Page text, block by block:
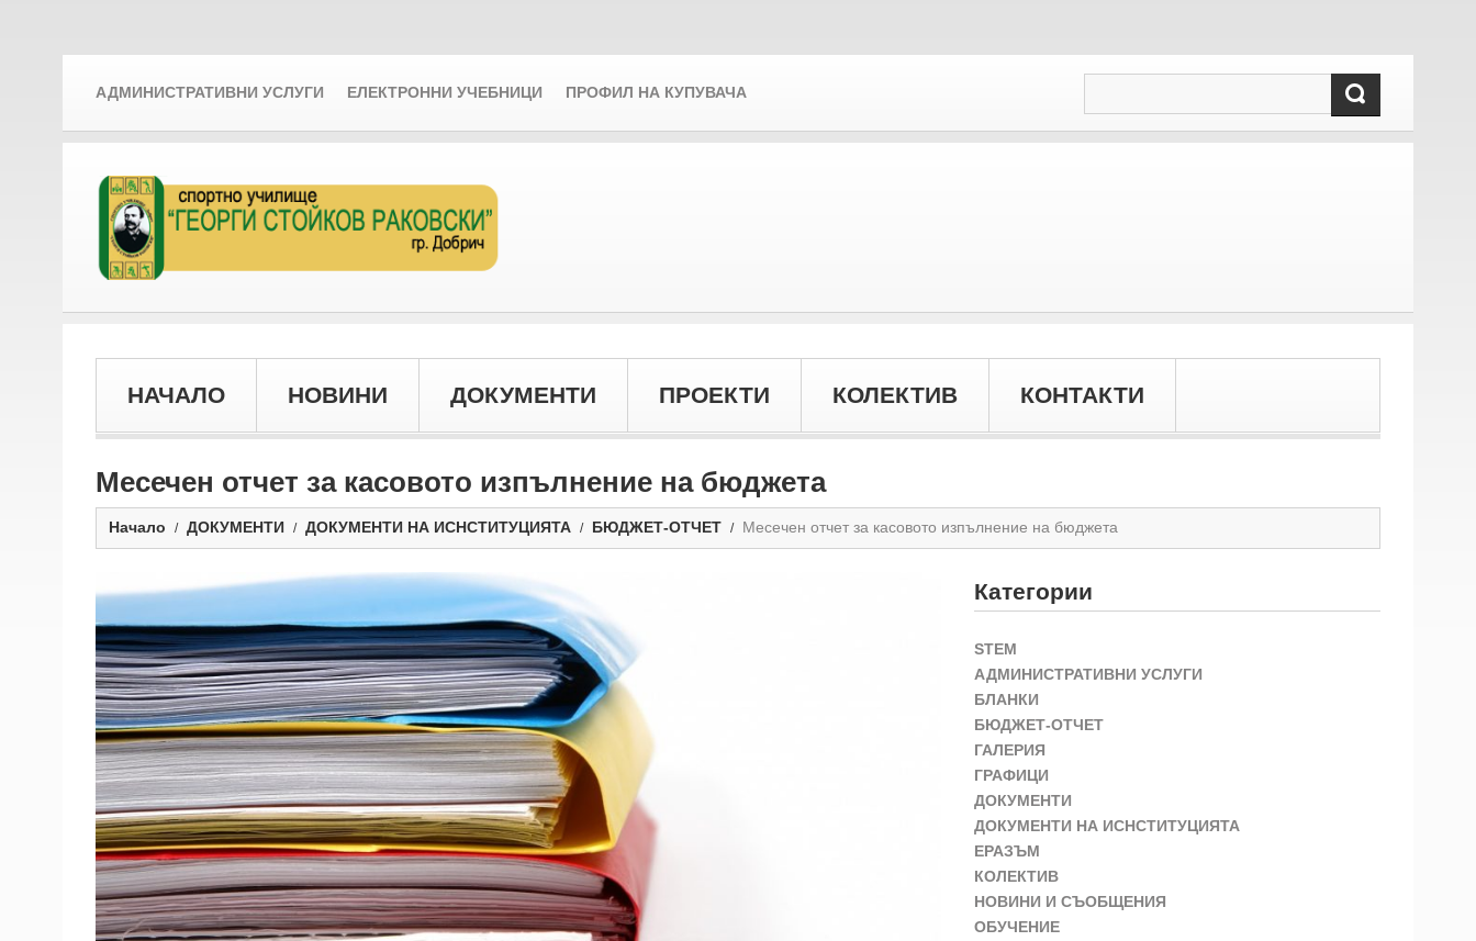
АДМИНИСТРАТИВНИ УСЛУГИ ЕЛЕКТРОННИ УЧЕБНИЦИ ПРОФИЛ НА КУПУВАЧА
НАЧАЛО НОВИНИ ДОКУМЕНТИ ПРОЕКТИ КОЛЕКТИВ КОНТАКТИ
Месечен отчет за касовото изпълнение на бюджета
Начало ДОКУМЕНТИ ДОКУМЕНТИ НА ИСНСТИТУЦИЯТА БЮДЖЕТ-ОТЧЕТ Месечен отчет за касовото изпълнение на бюджета
Категории
STEM
АДМИНИСТРАТИВНИ УСЛУГИ
БЛАНКИ
БЮДЖЕТ-ОТЧЕТ
ГАЛЕРИЯ
ГРАФИЦИ
ДОКУМЕНТИ
ДОКУМЕНТИ НА ИСНСТИТУЦИЯТА
ЕРАЗЪМ
КОЛЕКТИВ
НОВИНИ И СЪОБЩЕНИЯ
ОБУЧЕНИЕ